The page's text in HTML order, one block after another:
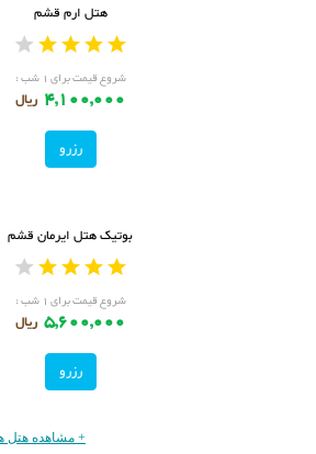
هتل ارم قشم
شروع قیمت برای ۱ شب :
4,100,000 ریال
رزرو
بوتیک هتل ایرمان قشم
شروع قیمت برای ۱ شب :
5,600,000 ریال
رزرو
+ مشاهده هتل